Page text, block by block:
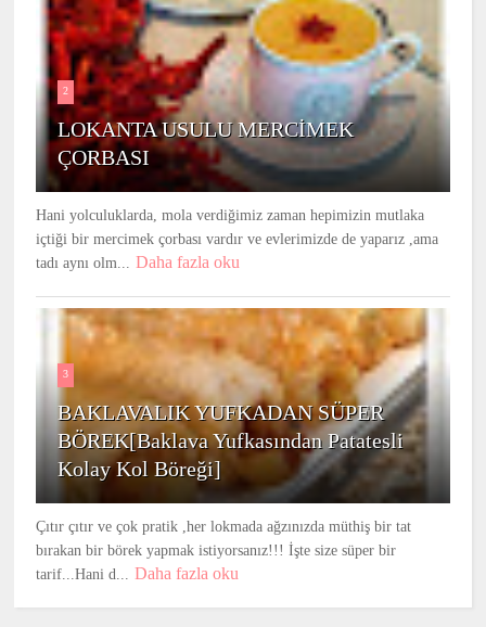
2
LOKANTA USULU MERCİMEK
ÇORBASI
Hani yolculuklarda, mola verdiğimiz zaman hepimizin mutlaka
içtiği bir mercimek çorbası vardır ve evlerimizde de yaparız ,ama
tadı aynı olm... Daha fazla oku
3
BAKLAVALIK YUFKADAN SÜPER
BÖREK[Baklava Yufkasından Patatesli
Kolay Kol Böreği]
Çıtır çıtır ve çok pratik ,her lokmada ağzınızda müthiş bir tat
bırakan bir börek yapmak istiyorsanız!!! İşte size süper bir
tarif...Hani d... Daha fazla oku